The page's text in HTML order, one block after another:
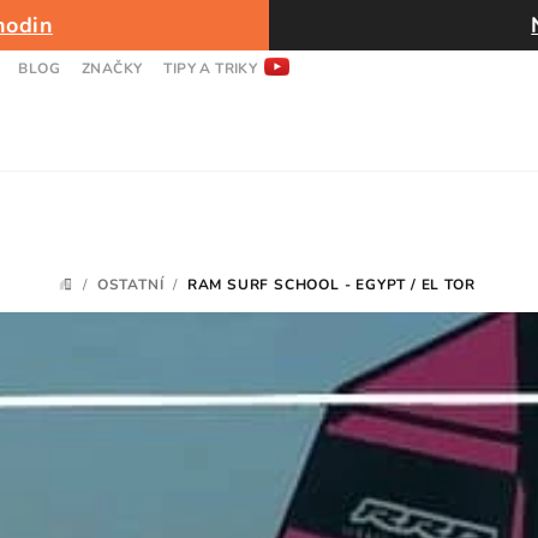
BLOG ZNAČKY TIPY A TRIKY
DOMŮ
/ OSTATNÍ / RAM SURF SCHOOL - EGYPT / EL TOR